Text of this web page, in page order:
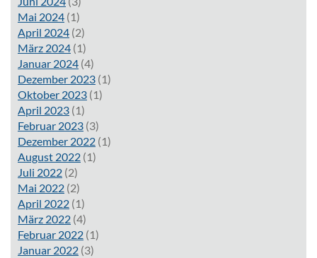
Mai 2024 (1)
April 2024 (2)
März 2024 (1)
Januar 2024 (4)
Dezember 2023 (1)
Oktober 2023 (1)
April 2023 (1)
Februar 2023 (3)
Dezember 2022 (1)
August 2022 (1)
Juli 2022 (2)
Mai 2022 (2)
April 2022 (1)
März 2022 (4)
Februar 2022 (1)
Januar 2022 (3)